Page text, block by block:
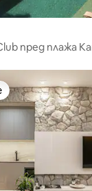
пред плажа